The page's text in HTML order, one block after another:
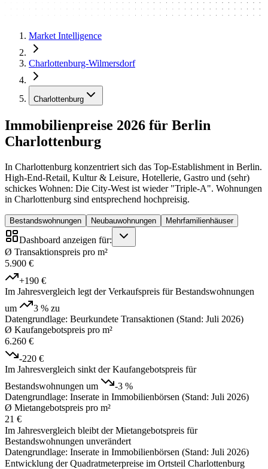
Market Intelligence
Charlottenburg-Wilmersdorf
Charlottenburg
Immobilienpreise 2026 für Berlin
Charlottenburg
In Charlottenburg konzentriert sich das Top-Establishment in Berlin.
High-End-Retail, Kultur & Leisure, Hotellerie, Gastro und (sehr)
schickes Wohnen: Die City-West ist wieder "Triple-A". Wohnungen
in Charlottenburg sind entsprechend hochpreisig.
Bestandswohnungen Neubauwohnungen Mehrfamilienhäuser
Dashboard anzeigen für:
Ø Transaktionspreis pro m²
5.900 €
+190 €
Im Jahresvergleich legt der Verkaufspreis für Bestandswohnungen
um
3 % zu
Datengrundlage: Beurkundete Transaktionen (Stand: Juli 2026)
Ø Kaufangebotspreis pro m²
6.260 €
-220 €
Im Jahresvergleich sinkt der Kaufangebotspreis für
Bestandswohnungen um
-3 %
Datengrundlage: Inserate in Immobilienbörsen (Stand: Juli 2026)
Ø Mietangebotspreis pro m²
21 €
Im Jahresvergleich bleibt der Mietangebotspreis für
Bestandswohnungen unverändert
Datengrundlage: Inserate in Immobilienbörsen (Stand: Juli 2026)
Entwicklung der Quadratmeterpreise im Ortsteil Charlottenburg